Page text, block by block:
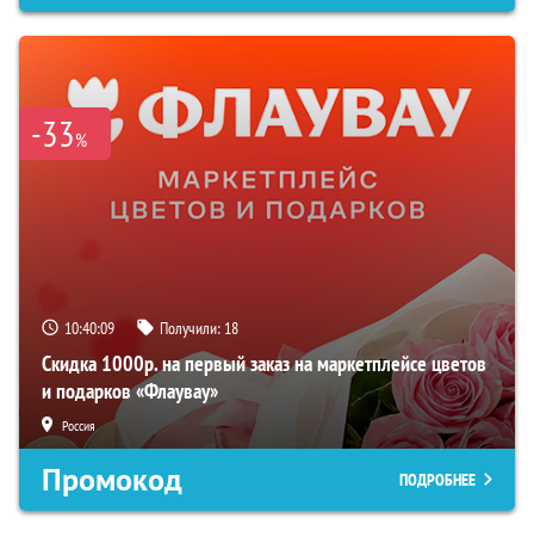
-33%
10:40:08 Получили: 18
Скидка 1000р. на первый заказ на маркетплейсе цветов
и подарков «Флаувау»
Россия
Промокод ПОДРОБНЕЕ